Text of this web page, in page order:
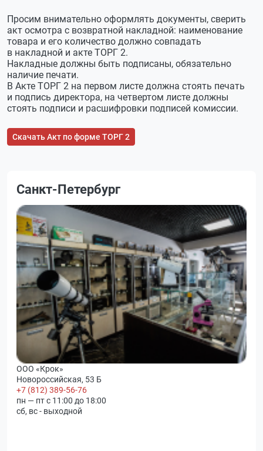
Просим внимательно оформлять документы, сверить
акт осмотра с возвратной накладной: наименование
товара и его количество должно совпадать
в накладной и акте ТОРГ 2.
Накладные должны быть подписаны, обязательно
наличие печати.
В Акте ТОРГ 2 на первом листе должна стоять печать
и подпись директора, на четвертом листе должны
стоять подписи и расшифровки подписей комиссии.
Скачать Акт по форме ТОРГ 2
Санкт-Петербург
ООО «Крок»
Новороссийская, 53 Б
+7 (812) 389-56-76
пн — пт с 11:00 до 18:00
сб, вс - выходной